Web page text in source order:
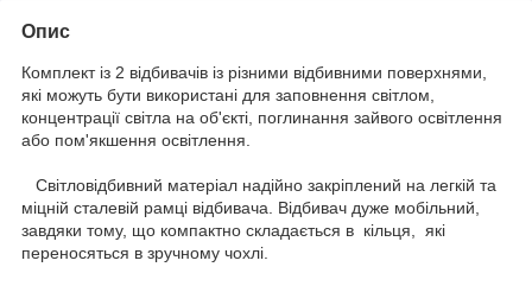
Опис
Комплект із 2 відбивачів із різними відбивними поверхнями,
які можуть бути використані для заповнення світлом,
концентрації світла на об'єкті, поглинання зайвого освітлення
або пом'якшення освітлення.
Світловідбивний матеріал надійно закріплений на легкій та
міцній сталевій рамці відбивача. Відбивач дуже мобільний,
завдяки тому, що компактно складається в кільця, які
переносяться в зручному чохлі.